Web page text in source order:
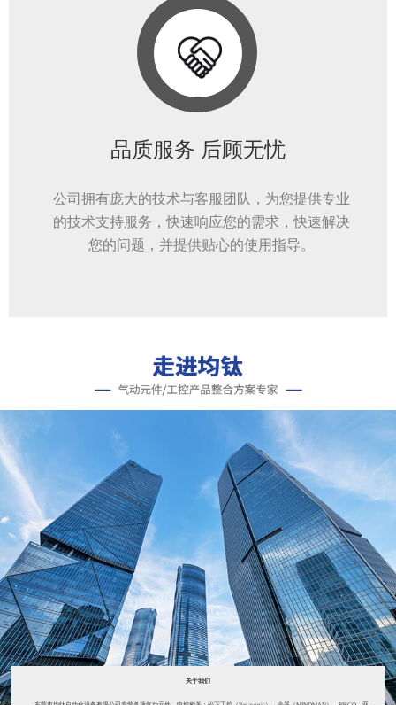
品质服务 后顾无忧
公司拥有庞大的技术与客服团队，为您提供专业
的技术支持服务，快速响应您的需求，快速解决
您的问题，并提供贴心的使用指导。
关于我们